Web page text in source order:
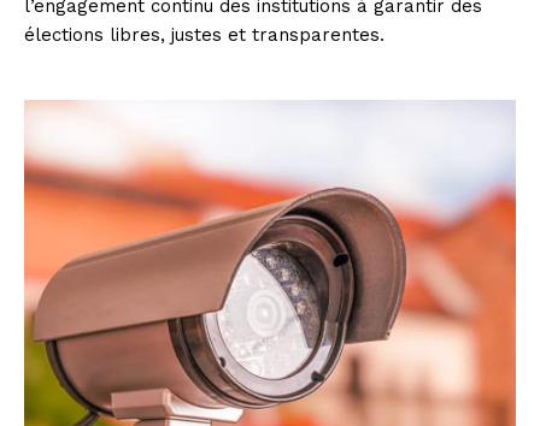
l’engagement continu des institutions à garantir des
élections libres, justes et transparentes.